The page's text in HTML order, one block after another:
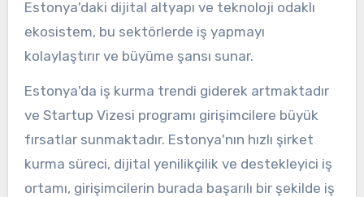
Estonya'daki dijital altyapı ve teknoloji odaklı
ekosistem, bu sektörlerde iş yapmayı
kolaylaştırır ve büyüme şansı sunar.
Estonya'da iş kurma trendi giderek artmaktadır
ve Startup Vizesi programı girişimcilere büyük
fırsatlar sunmaktadır. Estonya'nın hızlı şirket
kurma süreci, dijital yenilikçilik ve destekleyici iş
ortamı, girişimcilerin burada başarılı bir şekilde iş